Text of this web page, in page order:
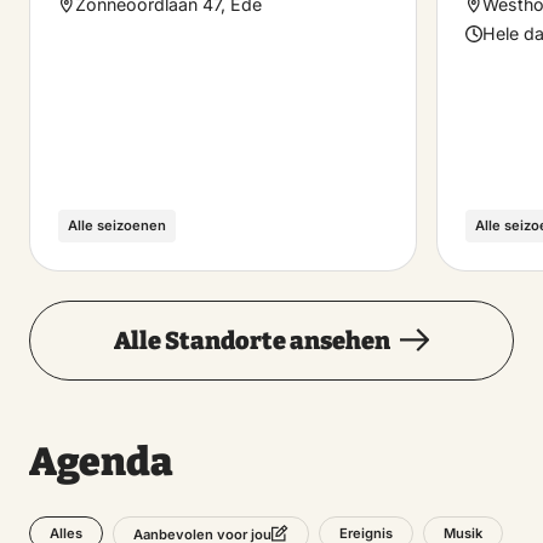
Alle seizoenen
Hele
Alle
Alle Standorte ansehen
Agenda
Alles Aanbevolen voor jou Ereignis Musik